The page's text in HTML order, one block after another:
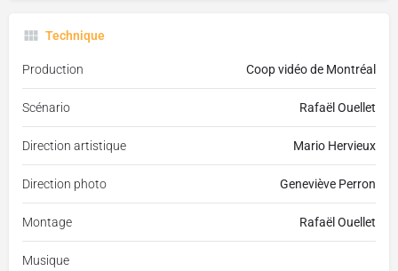
Technique
Production Coop vidéo de Montréal
Scénario Rafaël Ouellet
Direction artistique Mario Hervieux
Direction photo Geneviève Perron
Montage Rafaël Ouellet
Musique